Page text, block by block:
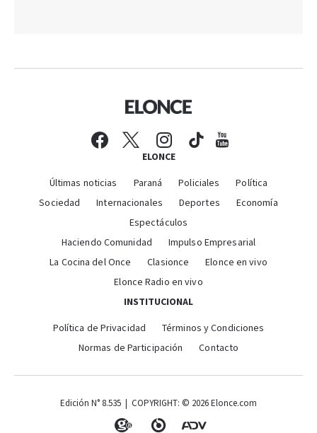
ELONCE
Últimas noticias Paraná Policiales
Política
Sociedad
Internacionales Deportes
Economía
Espectáculos
Haciendo Comunidad
Impulso Empresarial
La Cocina del Once
Clasionce
Elonce en vivo
Elonce Radio en vivo
INSTITUCIONAL
Política de Privacidad
Términos y Condiciones
Normas de Participación
Contacto
Edición N° 8.535 | COPYRIGHT: © 2026 Elonce.com